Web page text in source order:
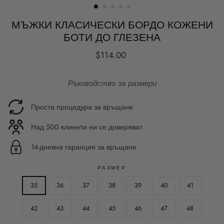
МЪЖКИ КЛАСИЧЕСКИ БОРДО КОЖЕНИ
БОТИ ДО ГЛЕЗЕНА
Редовна
$114.00
Ръководство за размери
Проста процедура за връщане
Над 500 клиенти ни се доверяват
14-дневна гаранция за връщане
РАЗМЕР
35 36 37 38 39 40 41
42 43 44 45 46 47 48